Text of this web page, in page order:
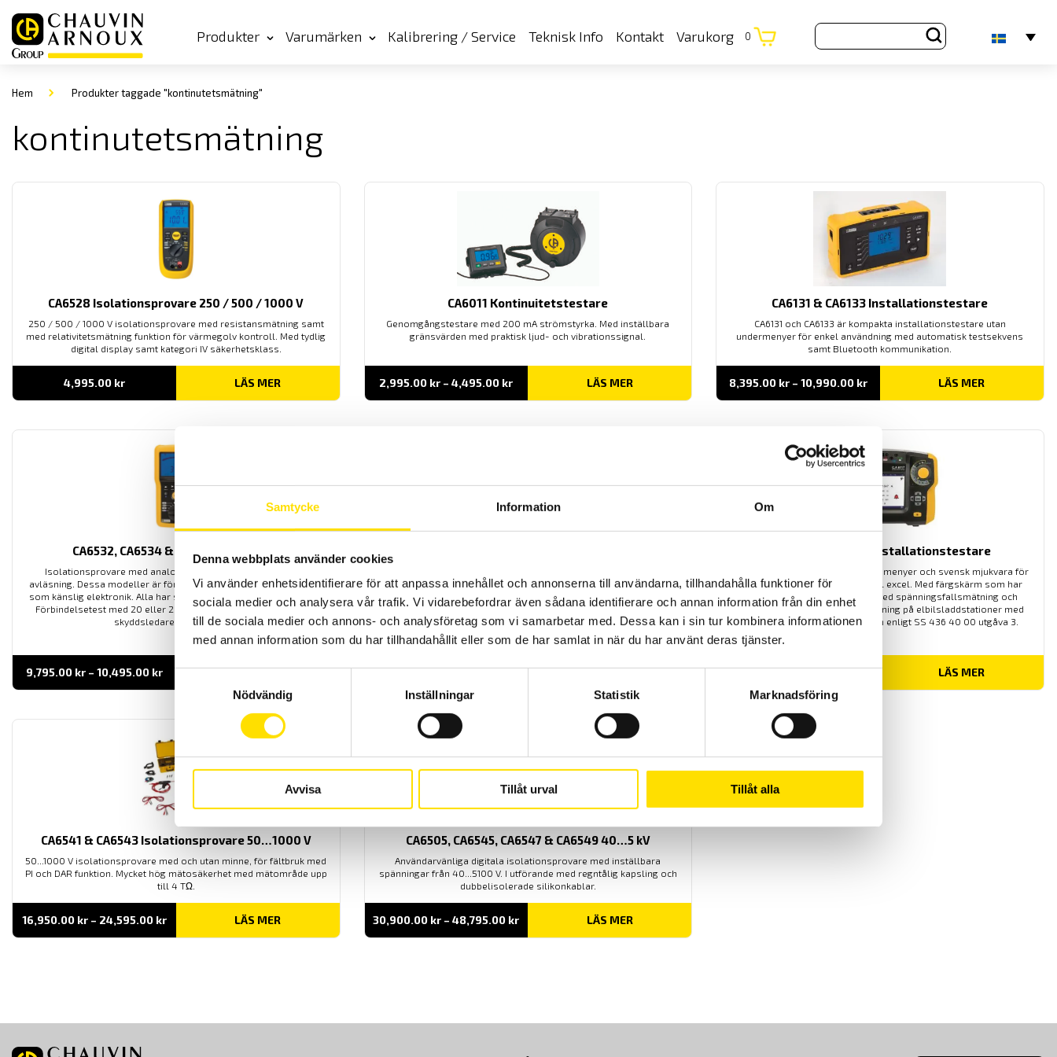
Samtycke Information Om
Denna webbplats använder cookies
Vi använder enhetsidentifierare för att anpassa innehållet och annonserna till användarna, tillhandahålla funktioner för
sociala medier och analysera vår trafik. Vi vidarebefordrar även sådana identifierare och annan information från din enhet
till de sociala medier och annons- och analysföretag som vi samarbetar med. Dessa kan i sin tur kombinera informationen
med annan information som du har tillhandahållit eller som de har samlat in när du har använt deras tjänster.
Nödvändig
Inställningar Statistik Marknadsföring
Avvisa Tillåt urval Tillåt alla
Produkter Varumärken Kalibrering / Service Teknisk Info Kontakt Varukorg 0
Hem Produkter taggade "kontinutetsmätning"
kontinutetsmätning
CA6528 Isolationsprovare 250 / 500 / 1000 V
250 / 500 / 1000 V isolationsprovare med resistansmätning samt
med relativitetsmätning funktion för värmegolv kontroll. Med tydlig
digital display samt kategori IV säkerhetsklass.
4,995.00 kr LÄS MER
CA6011 Kontinuitetstestare
Genomgångstestare med 200 mA strömstyrka. Med inställbara
gränsvärden med praktisk ljud- och vibrationssignal.
2,995.00 kr – 4,495.00 krPrisintervall:
till
LÄS MER
CA6131 & CA6133 Installationstestare
CA6131 och CA6133 är kompakta installationstestare utan
undermenyer för enkel användning med automatisk testsekvens
samt Bluetooth kommunikation.
8,395.00 kr – 10,990.00 krPrisintervall:
till
LÄS MER
CA6532, CA6534 & CA6536, 10…500 V
Isolationsprovare med analog och digital display för enkel
avläsning. Dessa modeller är för olika lågspänningsapplikationer
som känslig elektronik. Alla har säkerhetskategori enligt IV 600 V.
Förbindelsetest med 20 eller 200 mA ström för att kontrollera
skyddsledarens kontinuitet.
9,795.00 kr – 10,495.00 krPrisintervall:
till
LÄS MER
Säkra isolationsprovare med enkel avläsning på den analog- och
digitala displayen. Används både i fasta installationer som i HV-
på mätkretsen. Förbindelsetest 20 eller 200 mA ström för att
kontrollera skyddsledarens kontinuitet. Säkerhetskategori IV 600 V.
6,695.00kr–8,695.00krPrisintervall:LÄS MER
CA6116N & CA6117 Installationstestare
Installationstestare med svenska menyer och svensk mjukvara för
enkel rapportgenerering även till excel. Med färgskärm som har
grafisk inkopplingsanvisning. Med spänningsfallsmätning och
inbyggd säkringstabell samt mätning på elbilsladdstationer med
adapter CA6652. Dokumentation enligt SS 436 40 00 utgåva 3.
21,595.00kr–29,900.00krPrisintervall:
till
LÄS MER
CA6541 & CA6543 Isolationsprovare 50…1000 V
50...1000 V isolationsprovare med och utan minne, för fältbruk med
PI och DAR funktion. Mycket hög mätosäkerhet med mätområde upp
till 4 TΩ.
16,950.00 kr – 24,595.00 krPrisintervall:
till
LÄS MER
CA6505, CA6545, CA6547 & CA6549 40…5 kV
Användarvänliga digitala isolationsprovare med inställbara
spänningar från 40...5100 V. I utförande med regntålig kapsling och
dubbelisolerade silikonkablar.
30,900.00 kr – 48,795.00 krPrisintervall:
till
LÄS MER